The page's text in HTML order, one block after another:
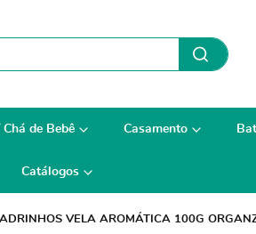
de Bebê Casamento
Catálogos
VELA AROMÁTICA 100G